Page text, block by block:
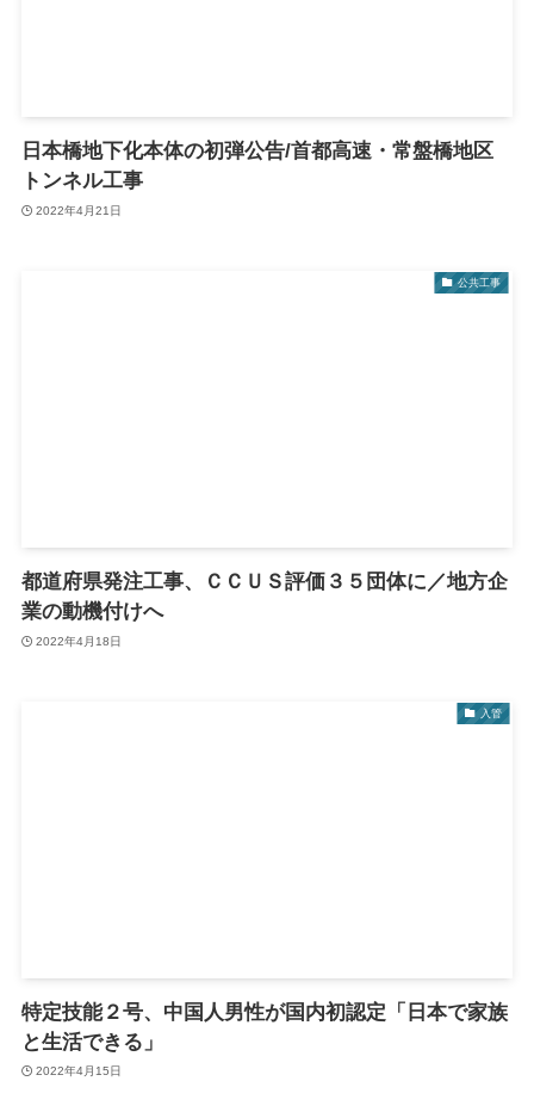
日本橋地下化本体の初弾公告/首都高速・常盤橋地区
トンネル工事
2022年4月21日
公共工事
都道府県発注工事、ＣＣＵＳ評価３５団体に／地方企
業の動機付けへ
2022年4月18日
入管
特定技能２号、中国人男性が国内初認定「日本で家族
と生活できる」
2022年4月15日